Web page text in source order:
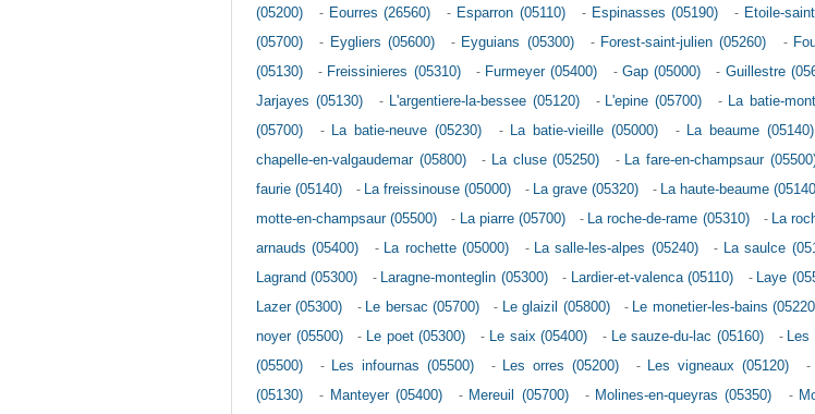
(05200)
- Eourres (26560) - Esparron (05110) - Espinasses (05190) - Etoile-
(05700)
- Eygliers (05600) - Eyguians (05300) - Forest-saint-julien (05260) -
(05130)
- Freissinieres (05310) - Furmeyer (05400) - Gap (05000) - Guillestre
Jarjayes (05130)
- L'argentiere-la-bessee (05120) - L'epine (05700) - La batie-
(05700)
- La batie-neuve (05230) - La batie-vieille (05000) - La beaume (05140)
chapelle-en-valgaudemar (05800)
- La cluse (05250) - La fare-en-champsaur
faurie (05140)
- La freissinouse (05000) - La grave (05320) - La haute-beaume
motte-en-champsaur (05500)
- La piarre (05700) - La roche-de-rame (05310) - La
arnauds (05400)
- La rochette (05000) - La salle-les-alpes (05240) - La saulce
Lagrand (05300)
- Laragne-monteglin (05300) - Lardier-et-valenca (05110) - Laye
Lazer (05300)
- Le bersac (05700) - Le glaizil (05800) - Le monetier-les-bains
noyer (05500)
- Le poet (05300) - Le saix (05400) - Le sauze-du-lac (05160) - Les
(05500)
- Les infournas (05500) - Les orres (05200) - Les vigneaux (05120) -
(05130)
- Manteyer (05400) - Mereuil (05700) - Molines-en-queyras (05350) -